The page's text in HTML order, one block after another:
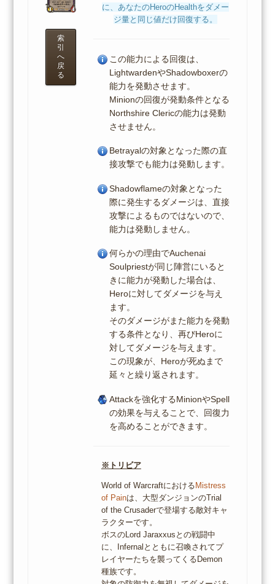
索
引
へ
戻
る
に、あなたのHeroのHealthをダメー
ジ量と同じ値だけ回復する。
この能力による回復は、
LightwardenやShadowboxerの
能力を発動させます。
Minionの回復が発動条件となる
Northshire Clericの能力は発動
させません。
Betrayalの対象となった際の直
接攻撃でも能力は発動します。
Shadowflameの対象となった
際に発生するダメージは、直接
攻撃によるものではないので、
能力は発動しません。
何らかの理由でAuchenai
Soulpriestが同じ陣営にいると
きに能力が発動した場合は、
Heroに対してダメージを与え
ます。
そのダメージがまた能力を発動
する条件となり、再びHeroに
対してダメージを与えます。
この現象が、Heroが死ぬまで
延々と繰り返されます。
Attackを強化するMinionやSpell
の効果を与えることで、回復力
を高めることができます。
※トリビア
World of Warcraftにおける Mistress
of Painは、大型ダンジョンのTrial
of the Crusaderで登場する敵対キャ
ラクターです。
ボスのLord Jaraxxusとの戦闘中
に、Infernalとともに召喚されてプ
レイヤーたちを襲ってくるDemon
種族です。